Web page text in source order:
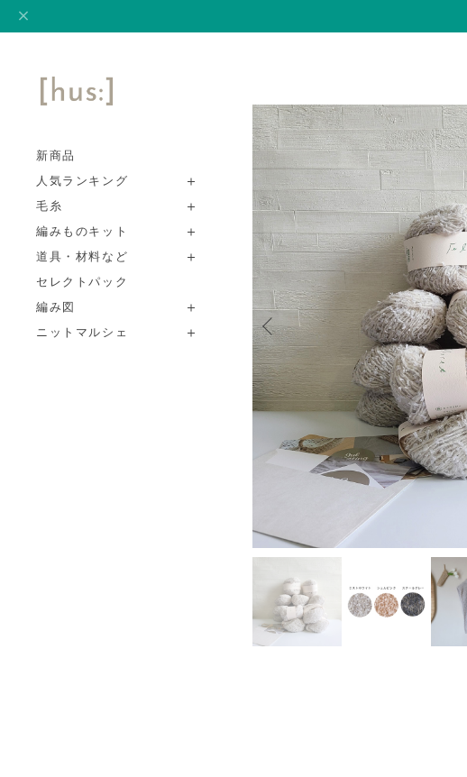
新商品
人気ランキング
毛糸
編みものキット
道具・材料など
セレクトパック
編み図
ニットマルシェ